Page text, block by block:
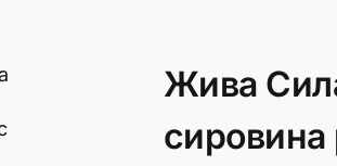
Жива
сировина